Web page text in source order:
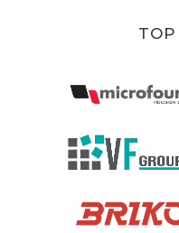
TOP